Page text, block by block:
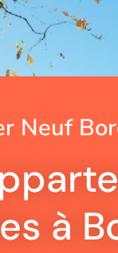
Neuf
à